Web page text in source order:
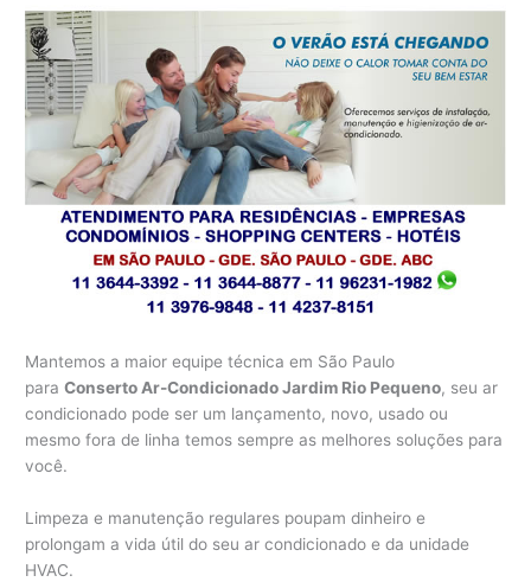
Mantemos a maior equipe técnica em São Paulo
paraConserto Ar-Condicionado Jardim Rio Pequeno, seu ar
condicionado pode ser um lançamento, novo, usado ou
mesmo fora de linha temos sempre as melhores soluções para
você.
Limpeza e manutenção regulares poupam dinheiro e
prolongam a vida útil do seu ar condicionado e da unidade
HVAC.